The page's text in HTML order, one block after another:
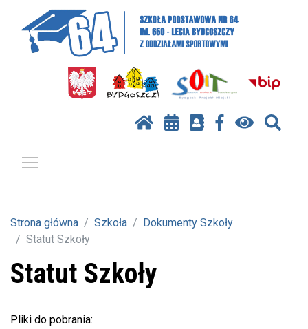
Strona główna Szkoła
Dokumenty Szkoły
Statut Szkoły
Statut Szkoły
Pliki do pobrania: